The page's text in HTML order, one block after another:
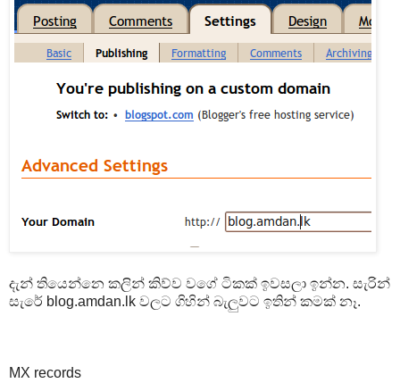
දැන් තියෙන්නෙ කලින් කිව්ව වගේ ටිකක් ඉවසලා ඉන්න. සැරින්
සැරේ blog.amdan.lk වලට ගිහින් බැලුවට ඉතින් කමක් නෑ.
MX records